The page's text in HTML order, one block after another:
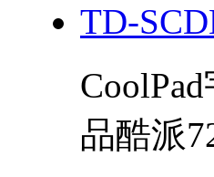
TD-
品酷派